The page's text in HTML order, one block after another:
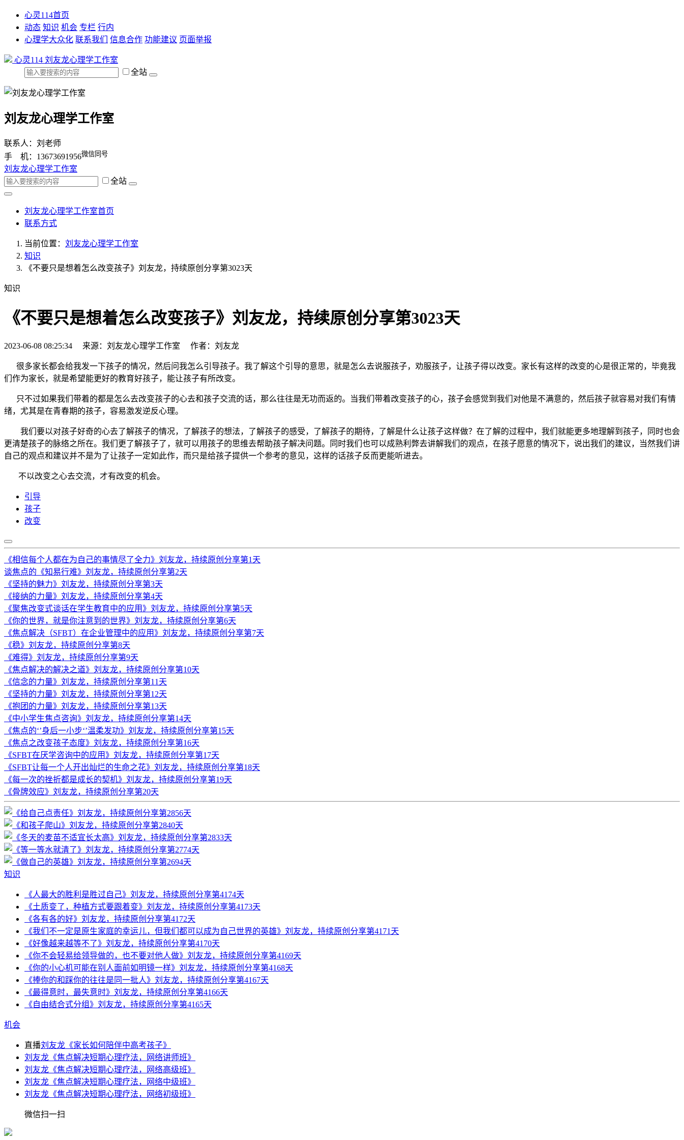
心灵114首页
动态 知识 机会 专栏 行内
心理学大众化 联系我们 信息合作 功能建议 页面举报
心灵114 刘友龙心理学工作室
全站
刘友龙心理学工作室
联系人：刘老师
手 机：13673691956微信同号
刘友龙心理学工作室
全站
刘友龙心理学工作室首页
联系方式
当前位置： 刘友龙心理学工作室
知识
《不要只是想着怎么改变孩子》刘友龙，持续原创分享第3023天
知识
《不要只是想着怎么改变孩子》刘友龙，持续原创分享第3023天
2023-06-08 08:25:34 来源：刘友龙心理学工作室 作者：刘友龙
很多家长都会给我发一下孩子的情况，然后问我怎么引导孩子。我了解这个引导的意思，就是怎么去说服孩子，劝服孩子，让孩子得以改变。家长有这样的改变的心是很正常的，毕竟我
们作为家长，就是希望能更好的教育好孩子，能让孩子有所改变。
只不过如果我们带着的都是怎么去改变孩子的心去和孩子交流的话，那么往往是无功而返的。当我们带着改变孩子的心，孩子会感觉到我们对他是不满意的，然后孩子就容易对我们有情
绪，尤其是在青春期的孩子，容易激发逆反心理。
我们要以对孩子好奇的心去了解孩子的情况，了解孩子的想法，了解孩子的感受，了解孩子的期待，了解是什么让孩子这样做？在了解的过程中，我们就能更多地理解到孩子，同时也会
更清楚孩子的脉络之所在。我们更了解孩子了，就可以用孩子的思维去帮助孩子解决问题。同时我们也可以成熟利弊去讲解我们的观点，在孩子愿意的情况下，说出我们的建议，当然我们讲
自己的观点和建议并不是为了让孩子一定如此作，而只是给孩子提供一个参考的意见，这样的话孩子反而更能听进去。
不以改变之心去交流，才有改变的机会。
引导
孩子
改变
《相信每个人都在为自己的事情尽了全力》刘友龙，持续原创分享第1天
谈焦点的《知易行难》刘友龙，持续原创分享第2天
《坚持的魅力》刘友龙，持续原创分享第3天
《接纳的力量》刘友龙，持续原创分享第4天
《聚焦改变式谈话在学生教育中的应用》刘友龙，持续原创分享第5天
《你的世界，就是你注意到的世界》刘友龙，持续原创分享第6天
《焦点解决（SFBT）在企业管理中的应用》刘友龙，持续原创分享第7天
《稳》刘友龙，持续原创分享第8天
《难得》刘友龙，持续原创分享第9天
《焦点解决的解决之道》刘友龙，持续原创分享第10天
《信念的力量》刘友龙，持续原创分享第11天
《坚持的力量》刘友龙，持续原创分享第12天
《抱团的力量》刘友龙，持续原创分享第13天
《中小学生焦点咨询》刘友龙，持续原创分享第14天
《焦点的‘’身后一小步‘’温柔发功》刘友龙，持续原创分享第15天
《焦点之改变孩子态度》刘友龙，持续原创分享第16天
《SFBT在厌学咨询中的应用》刘友龙，持续原创分享第17天
《SFBT让每一个人开出灿烂的生命之花》刘友龙，持续原创分享第18天
《每一次的挫折都是成长的契机》刘友龙，持续原创分享第19天
《骨牌效应》刘友龙，持续原创分享第20天
知识
《人最大的胜利是胜过自己》刘友龙，持续原创分享第4174天
《土质变了，种植方式要跟着变》刘友龙，持续原创分享第4173天
《各有各的好》刘友龙，持续原创分享第4172天
《我们不一定是原生家庭的幸运儿，但我们都可以成为自己世界的英雄》刘友龙，持续原创分享第4171天
《好像越来越等不了》刘友龙，持续原创分享第4170天
《你不会轻易给领导做的，也不要对他人做》刘友龙，持续原创分享第4169天
《你的小心机可能在别人面前如明镜一样》刘友龙，持续原创分享第4168天
《捧你的和踩你的往往是同一批人》刘友龙，持续原创分享第4167天
《最得意时，最失意时》刘友龙，持续原创分享第4166天
《自由结合式分组》刘友龙，持续原创分享第4165天
机会
直播刘友龙《家长如何陪伴中高考孩子》
刘友龙《焦点解决短期心理疗法，网络讲师班》
刘友龙《焦点解决短期心理疗法，网络高级班》
刘友龙《焦点解决短期心理疗法，网络中级班》
刘友龙《焦点解决短期心理疗法，网络初级班》
微信扫一扫